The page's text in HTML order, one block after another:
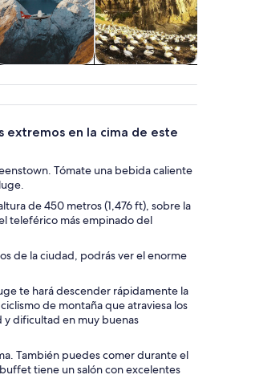
cruceros
helicóptero y en
globo
aerostático
extremos en la cima de este
Tómate una bebida caliente
de 450 metros (1,476 ft), sobre la
teleférico más empinado del
de la ciudad, podrás ver el enorme
te hará descender rápidamente la
de montaña que atraviesa los
y dificultad en muy buenas
También puedes comer durante el
tiene un salón con excelentes